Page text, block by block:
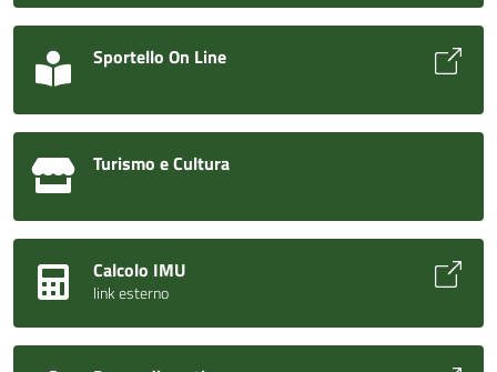
Sportello On Line
Turismo e Cultura
Calcolo IMU
link esterno